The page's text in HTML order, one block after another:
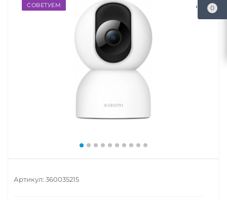
СОВЕТУЕМ
Артикул: 360035215
0